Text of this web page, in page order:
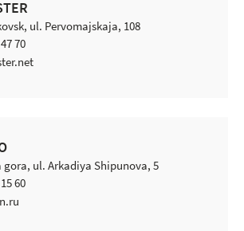
ul. Pervomajskaja, 108
70
gora, ul. Arkadiya Shipunova, 5
60